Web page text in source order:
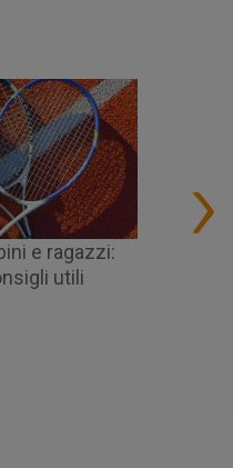
e ragazzi:
utili